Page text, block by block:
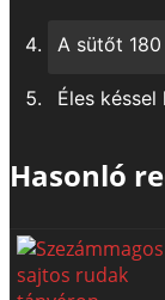
A sütőt
Éles
Hasonló